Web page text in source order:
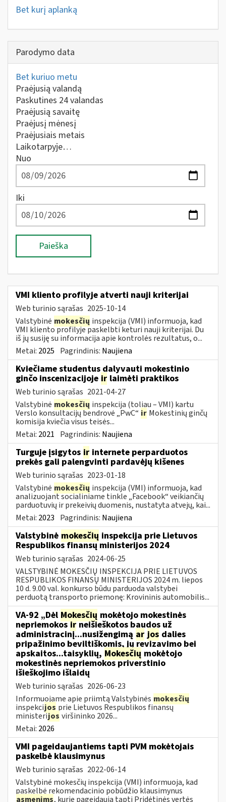
Bet kurį aplanką
Parodymo data
Bet kuriuo metu
Praėjusią valandą
Paskutines 24 valandas
Praėjusią savaitę
Praėjusį mėnesį
Praėjusiais metais
Laikotarpyje…
Nuo
Iki
Paieška
VMI kliento profilyje atverti nauji kriterijai
Web turinio sąrašas 2025-10-14
Valstybinė mokesčių inspekcija (VMI) informuoja, kad
VMI kliento profilyje paskelbti keturi nauji kriterijai. Du
iš jų susiję su informacija apie kontrolės rezultatus, o...
Metai: 2025 Pagrindinis: Naujiena
Kviečiame studentus dalyvauti mokestinio
ginčo inscenizacijoje ir laimėti praktikos
Web turinio sąrašas 2021-04-27
Valstybinė mokesčių inspekcija (toliau – VMI) kartu
Verslo konsultacijų bendrovė „PwC“ ir Mokestinių ginčų
komisija kviečia visus teisės...
Metai: 2021 Pagrindinis: Naujiena
Turguje įsigytos ir internete perparduotos
prekės gali palengvinti pardavėjų kišenes
Web turinio sąrašas 2023-01-18
Valstybinė mokesčių inspekcija (VMI) informuoja, kad
analizuojant socialiniame tinkle „Facebook“ veikiančių
parduotuvių ir prekeivių duomenis, nustatyta atvejų, kai...
Metai: 2023 Pagrindinis: Naujiena
Valstybinė mokesčių inspekcija prie Lietuvos
Respublikos finansų ministerijos 2024
Web turinio sąrašas 2024-06-25
VALSTYBINĖ MOKESČIŲ INSPEKCIJA PRIE LIETUVOS
RESPUBLIKOS FINANSŲ MINISTERIJOS 2024 m. liepos
10 d. 9.00 val. konkurso būdu parduoda valstybei
perduotą transporto priemonę: Krovininis automobilis...
VA-92 „Dėl Mokesčių mokėtojo mokestinės
nepriemokosirneišieškotos baudos už
administracinį...nusižengimą ar jos dalies
pripažinimo beviltiškomis, jų revizavimo bei
apskaitos...taisyklių, Mokesčių mokėtojo
mokestinės nepriemokos priverstinio
išieškojimo išlaidų
Web turinio sąrašas 2026-06-23
Informuojame apie priimtą Valstybinės mokesčių
inspekcijos prie Lietuvos Respublikos finansų
ministerijos viršininko 2026...
Metai: 2026
VMI pageidaujantiems tapti PVM mokėtojais
paskelbė klausimynus
Web turinio sąrašas 2022-06-14
Valstybinė mokesčių inspekcija (VMI) informuoja, kad
paskelbė rekomendacinio pobūdžio klausimynus
asmenims, kurie pageidauja tapti Pridėtinės vertės